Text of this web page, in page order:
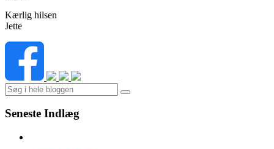
Kærlig hilsen
Jette
Search
Seneste Indlæg